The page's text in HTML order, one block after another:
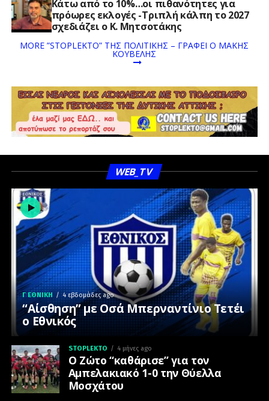
Κάτω από το 10%…οι πιθανότητες για
πρόωρες εκλογές -Τριπλή κάλπη το 2027
σχεδιάζει ο Κ. Μητσοτάκης
MORE ”STOPLEKTO” ΤΗΣ ΠΟΛΙΤΙΚΗΣ – ΓΡΆΦΕΙ Ο ΜΆΚΗΣ
ΚΟΥΒΈΛΗΣ
WEB_TV
Γ ΕΘΝΙΚΉ 4 εβδομάδες ago
“Αίσθηση” με Οσά Μπερναντίνιο Τετέι
ο Εθνικός
STOPLEKTO 4 μήνες ago
Ο Ζώτο “καθάρισε” για τον
Αμπελακιακό 1-0 την Θύελλα
Μοσχάτου